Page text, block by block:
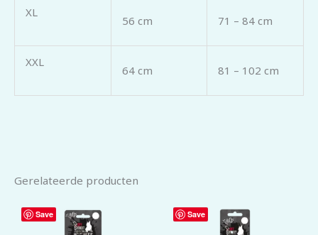
XL
56 cm 71 – 84 cm
XXL
64 cm 81 – 102 cm
Gerelateerde producten
Save Save